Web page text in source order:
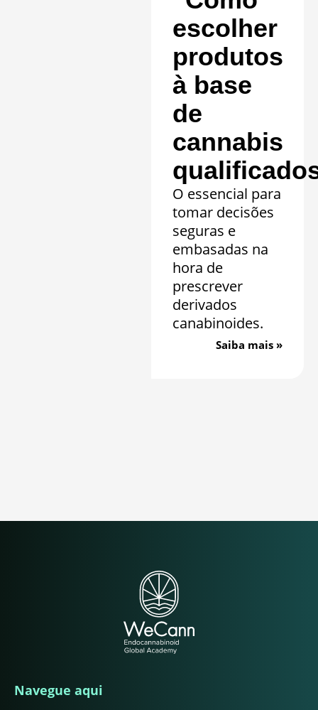
escolher
produtos
à base
de
cannabis
O essencial para
tomar decisões
seguras e
embasadas na
hora de
prescrever
derivados
canabinoides.
Saiba mais »
Navegue aqui